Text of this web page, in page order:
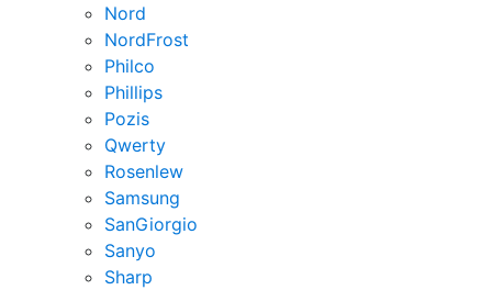
Nord
NordFrost
Philco
Phillips
Pozis
Qwerty
Rosenlew
Samsung
SanGiorgio
Sanyo
Sharp